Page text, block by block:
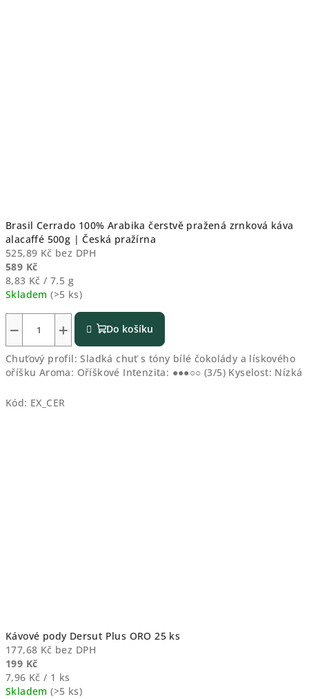
Brasil Cerrado 100% Arabika čerstvě pražená zrnková káva
alacaffé 500g | Česká pražírna
525,89 Kč bez DPH
589 Kč
Měrná
cena:
8,83 Kč / 7.5 g
Skladem(>5 ks)
+
− Do košíku
Chuťový profil: Sladká chuť s tóny bílé čokolády a lískového
oříšku Aroma: Oříškové Intenzita: ●●●○○ (3/5) Kyselost: Nízká
Kód: EX_CER
Kávové pody Dersut Plus ORO 25 ks
177,68 Kč bez DPH
199 Kč
Měrná
cena:
7,96 Kč / 1 ks
Skladem(>5 ks)